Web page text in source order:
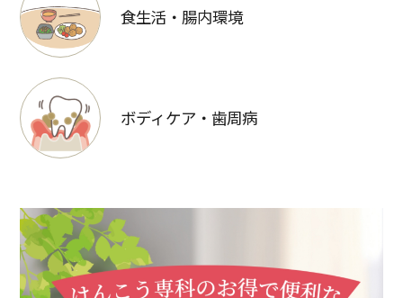
食生活・腸内環境
ボディケア・歯周病